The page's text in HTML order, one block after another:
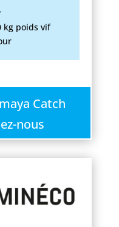
kg poids vif
Catch
nous